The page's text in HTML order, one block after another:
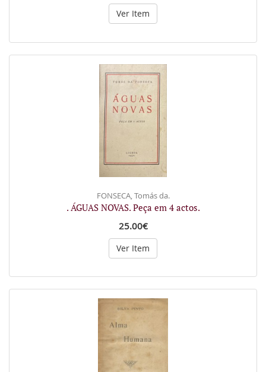
Ver Item
FONSECA, Tomás da.
. ÁGUAS NOVAS. Peça em 4 actos.
25.00€
Ver Item